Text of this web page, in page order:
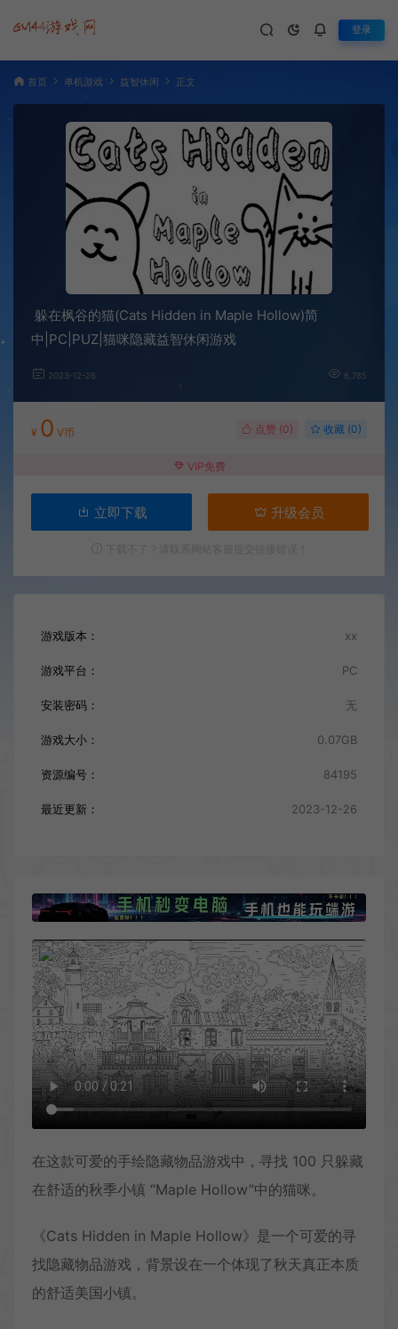
登录
首页 单机游戏 益智休闲 正文
躲在枫谷的猫(Cats Hidden in Maple Hollow)简
中|PC|PUZ|猫咪隐藏益智休闲游戏
2023-12-26 6,785
¥ 0 V币 点赞 (0) 收藏 (0)
VIP免费
立即下载 升级会员
游戏版本： xx
游戏平台： PC
安装密码： 无
游戏大小： 0.07GB
资源编号： 84195
最近更新： 2023-12-26
在这款可爱的手绘隐藏物品游戏中，寻找 100 只躲藏
在舒适的秋季小镇 “Maple Hollow”中的猫咪。
《Cats Hidden in Maple Hollow》是一个可爱的寻
找隐藏物品游戏，背景设在一个体现了秋天真正本质
的舒适美国小镇。